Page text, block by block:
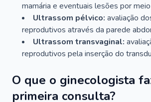
mamária e eventuais lesões por
Ultrassom pélvico: avaliação
reprodutivos através da parede
Ultrassom transvaginal:
reprodutivos pela inserção do
O que o ginecologista
primeira consulta?